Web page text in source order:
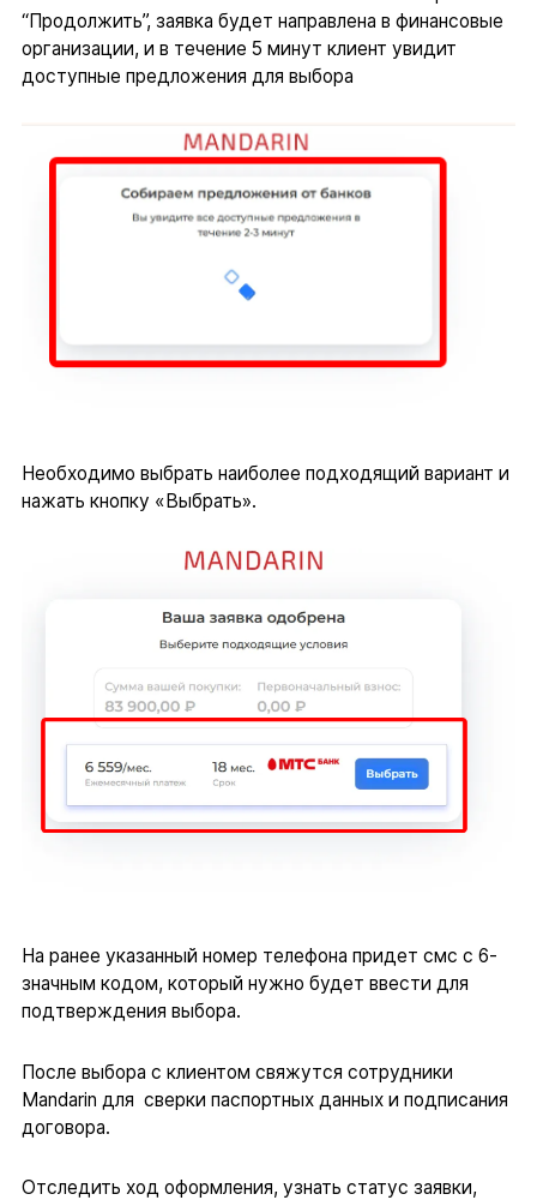
“Продолжить”, заявка будет направлена в финансовые
организации, и в течение 5 минут клиент увидит
доступные предложения для выбора
Необходимо выбрать наиболее подходящий вариант и
нажать кнопку «Выбрать».
На ранее указанный номер телефона придет смс с 6-
значным кодом, который нужно будет ввести для
подтверждения выбора.
После выбора с клиентом свяжутся сотрудники
Mandarin для сверки паспортных данных и подписания
договора.
Отследить ход оформления, узнать статус заявки,